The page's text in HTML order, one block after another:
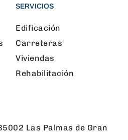
SERVICIOS
Edificación
Carreteras
Viviendas
Rehabilitación
Las Palmas de Gran